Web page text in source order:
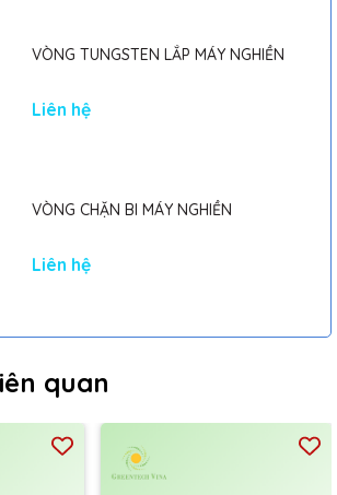
VÒNG TUNGSTEN LẮP MÁY NGHIỀN
Liên hệ
VÒNG CHẶN BI MÁY NGHIỀN
Liên hệ
quan